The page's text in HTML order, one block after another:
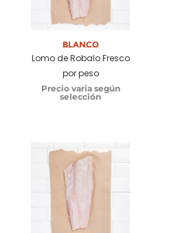
opciones
Blanco
Lomo de Robalo Fresco
por peso
Precio varia según
selección
Seleccionar
opciones